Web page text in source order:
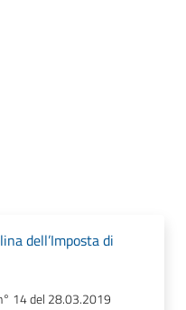
dell’Imposta di
14 del 28.03.2019